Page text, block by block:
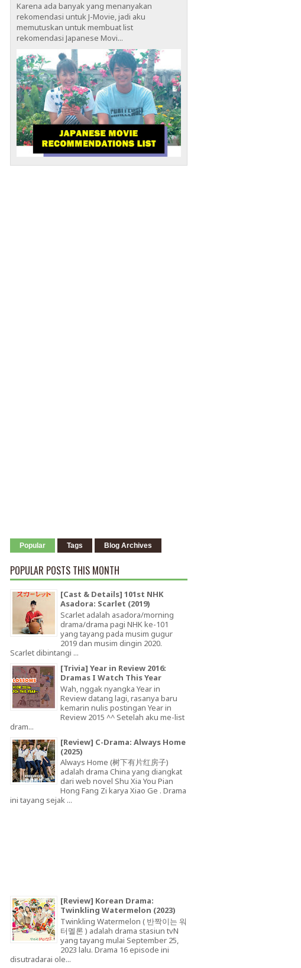
Karena ada banyak yang menanyakan
rekomendasi untuk J-Movie, jadi aku
memutuskan untuk membuat list
rekomendasi Japanese Movi...
Popular Tags Blog Archives
POPULAR POSTS THIS MONTH
[Cast & Details] 101st NHK
Asadora: Scarlet (2019)
Scarlet adalah asadora/morning
drama/drama pagi NHK ke-101
yang tayang pada musim gugur
2019 dan musim dingin 2020.
Scarlet dibintangi ...
[Trivia] Year in Review 2016:
Dramas I Watch This Year
Wah, nggak nyangka Year in
Review datang lagi, rasanya baru
kemarin nulis postingan Year in
Review 2015 ^^ Setelah aku me-list
dram...
[Review] C-Drama: Always Home
(2025)
Always Home (树下有片红房子)
adalah drama China yang diangkat
dari web novel Shu Xia You Pian
Hong Fang Zi karya Xiao Ge . Drama
ini tayang sejak ...
[Review] Korean Drama:
Twinkling Watermelon (2023)
Twinkling Watermelon ( 반짝이는 워
터멜론 ) adalah drama stasiun tvN
yang tayang mulai September 25,
2023 lalu. Drama 16 episode ini
disutradarai ole...